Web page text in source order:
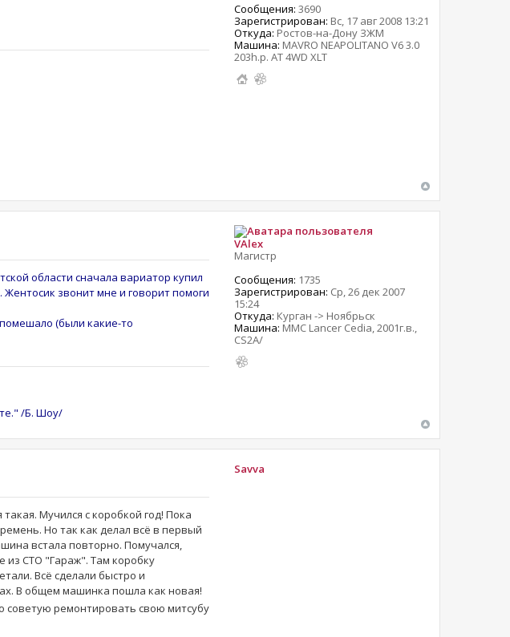
Сообщения: 3690
Зарегистрирован: Вс, 17 авг 2008 13:21
Откуда: Ростов-на-Дону ЗЖМ
Машина: MAVRO NEAPOLITANO V6 3.0
203h.p. AT 4WD XLT
области сначала вариатор купил
звонит мне и говорит помоги
помешало (были какие-то
/Б. Шоу/
VAlex
Магистр
Сообщения: 1735
Зарегистрирован: Ср, 26 дек 2007
15:24
Откуда: Курган -> Ноябрьск
Машина: MMC Lancer Cedia, 2001г.в.,
CS2A/
Мучился с коробкой год! Пока
Но так как делал всё в первый
встала повторно. Помучался,
из СТО "Гараж". Там коробку
Всё сделали быстро и
В общем машинка пошла как новая!
советую ремонтировать свою митсубу
Savva